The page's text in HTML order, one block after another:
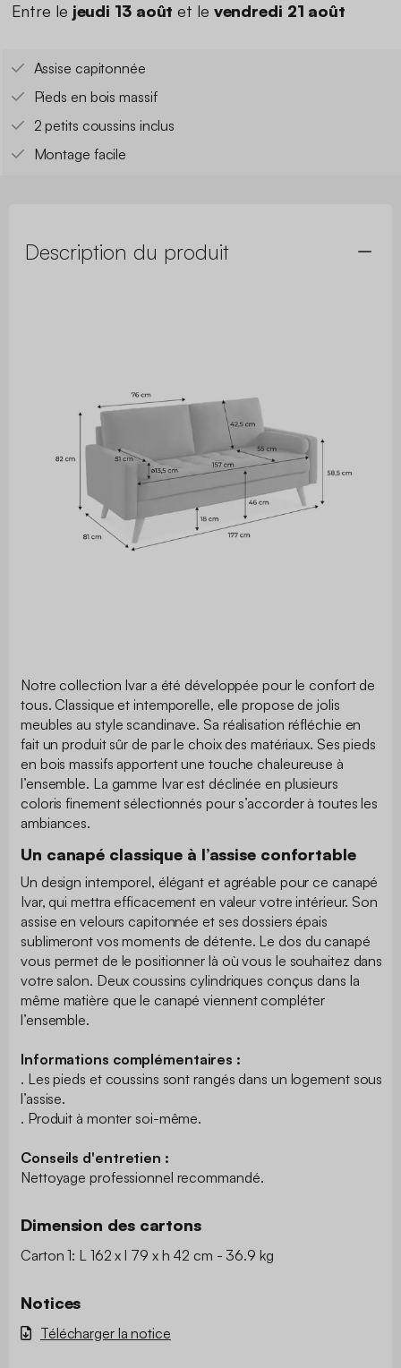
Entre le jeudi 13 août et le vendredi 21 août
Assise capitonnée
Pieds en bois massif
2 petits coussins inclus
Montage facile
Description du produit
Notre collection Ivar a été développée pour le confort de
tous. Classique et intemporelle, elle propose de jolis
meubles au style scandinave. Sa réalisation réfléchie en
fait un produit sûr de par le choix des matériaux. Ses pieds
en bois massifs apportent une touche chaleureuse à
l’ensemble. La gamme Ivar est déclinée en plusieurs
coloris finement sélectionnés pour s’accorder à toutes les
ambiances.
Un canapé classique à l’assise confortable
Un design intemporel, élégant et agréable pour ce canapé
Ivar, qui mettra efficacement en valeur votre intérieur. Son
assise en velours capitonnée et ses dossiers épais
sublimeront vos moments de détente. Le dos du canapé
vous permet de le positionner là où vous le souhaitez dans
votre salon. Deux coussins cylindriques conçus dans la
même matière que le canapé viennent compléter
l’ensemble.
Informations complémentaires :
. Les pieds et coussins sont rangés dans un logement sous
l’assise.
. Produit à monter soi-même.
Conseils d'entretien :
Nettoyage professionnel recommandé.
Dimension des cartons
Carton 1: L 162 x l 79 x h 42 cm - 36.9 kg
Notices
Télécharger la notice